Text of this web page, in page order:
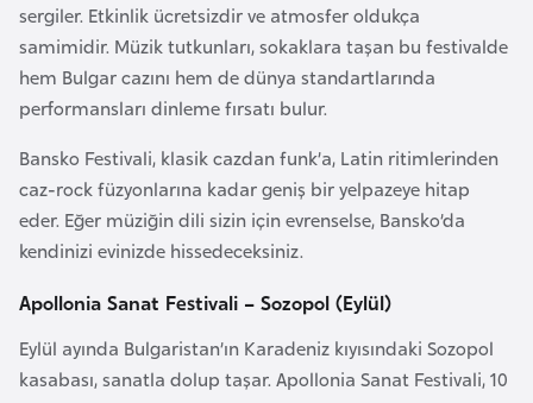
sergiler. Etkinlik ücretsizdir ve atmosfer oldukça
samimidir. Müzik tutkunları, sokaklara taşan bu festivalde
hem Bulgar cazını hem de dünya standartlarında
performansları dinleme fırsatı bulur.
Bansko Festivali, klasik cazdan funk’a, Latin ritimlerinden
caz-rock füzyonlarına kadar geniş bir yelpazeye hitap
eder. Eğer müziğin dili sizin için evrenselse, Bansko’da
kendinizi evinizde hissedeceksiniz.
Apollonia Sanat Festivali – Sozopol (Eylül)
Eylül ayında Bulgaristan’ın Karadeniz kıyısındaki Sozopol
kasabası, sanatla dolup taşar. Apollonia Sanat Festivali, 10
Ç
a
d
Ç
e
k
u
m